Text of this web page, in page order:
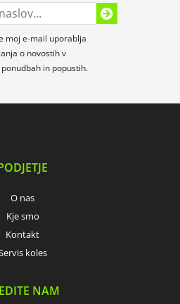
moj e-mail uporablja
o novostih v
in popustih.
O nas
Kje smo
Kontakt
koles
NAM